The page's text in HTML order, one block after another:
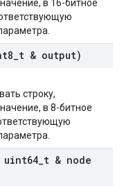
в 16-битное
t & output)
строку,
в 8-битное
uint64 t & node